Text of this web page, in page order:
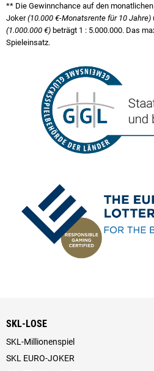
** Die Gewinnchance auf den
Joker(10.000 €-Monatsrente für 10 Jahre)
(1.000.000 €) beträgt 1 : 5.000.000. Das
Spieleinsatz.
SKL-LOSE
SKL-Millionenspiel
SKL EURO-JOKER